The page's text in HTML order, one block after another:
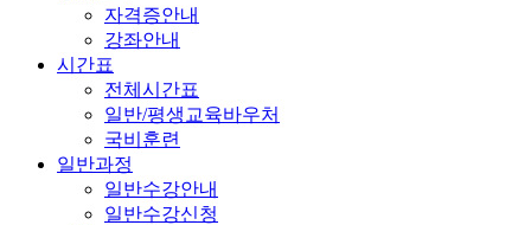
자격증안내
강좌안내
시간표
전체시간표
일반/평생교육바우처
국비훈련
일반과정
일반수강안내
일반수강신청